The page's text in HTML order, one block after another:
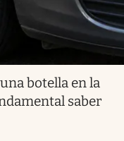
botella en la
saber